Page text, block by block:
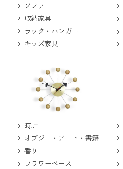
ソファ
収納家具
ラック・ハンガー
キッズ家具
時計
オブジェ・アート・書籍
香り
フラワーベース